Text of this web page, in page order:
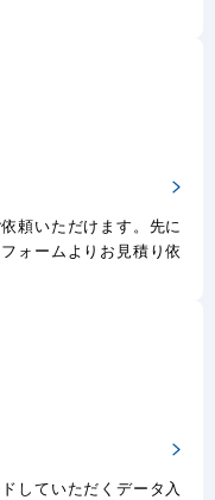
頼いただけます。先に
ォームよりお見積り依
していただくデータ入